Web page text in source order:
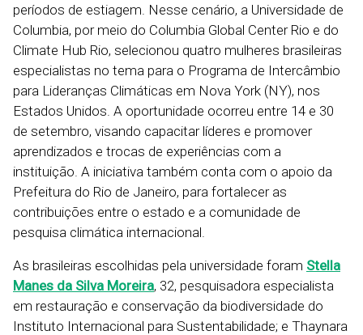
períodos de estiagem. Nesse cenário, a Universidade de
Columbia, por meio do Columbia Global Center Rio e do
Climate Hub Rio, selecionou quatro mulheres brasileiras
especialistas no tema para o Programa de Intercâmbio
para Lideranças Climáticas em Nova York (NY), nos
Estados Unidos. A oportunidade ocorreu entre 14 e 30
de setembro, visando capacitar líderes e promover
aprendizados e trocas de experiências com a
instituição. A iniciativa também conta com o apoio da
Prefeitura do Rio de Janeiro, para fortalecer as
contribuições entre o estado e a comunidade de
pesquisa climática internacional.
As brasileiras escolhidas pela universidade foram Stella
Manes da Silva Moreira, 32, pesquisadora especialista
em restauração e conservação da biodiversidade do
Instituto Internacional para Sustentabilidade; e Thaynara